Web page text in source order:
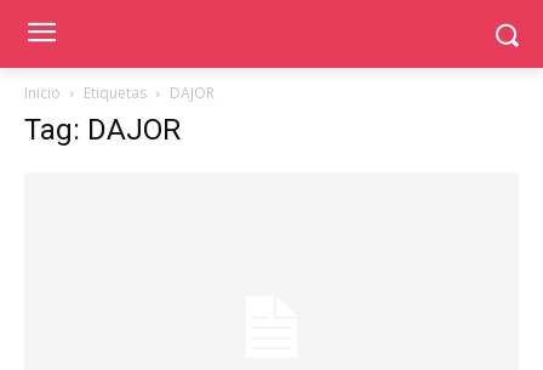
Inicio Etiquetas DAJOR
Tag: DAJOR